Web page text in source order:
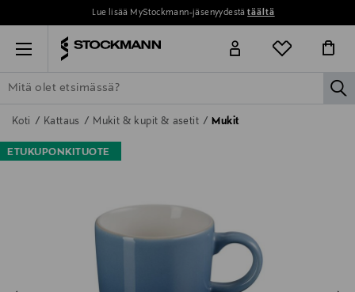
Lue lisää MyStockmann-jäsenyydestätäältä
Menu
ETSI KAIKKI NAISET MIEHET LAPSET
Koti Kattaus Mukit & kupit & asetit Mukit
ETUKUPONKITUOTE